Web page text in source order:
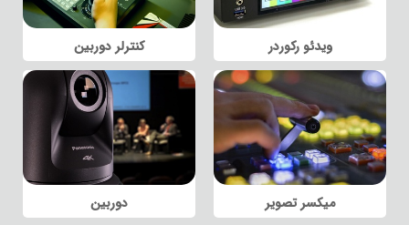
ویدئو رکوردر کنترلر دوربین
میکسر تصویر دوربین